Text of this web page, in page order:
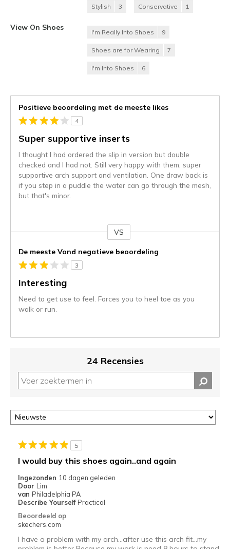
Stylish 3 Conservative 1
View On Shoes
I'm Really Into Shoes 9
Shoes are for Wearing 7
I'm Into Shoes 6
Positieve beoordeling met de meeste likes
4
Super supportive inserts
I thought I had ordered the slip in version but double
checked and I had not. Still very happy with them, super
supportive arch support and ventilation. One draw back is
if you step in a puddle the water can go through the mesh,
but that's minor.
content
wordt
momenteel
gemigreerd
de
niejee
van
controleren
op
page
door
<a
href="javascript:location.href=location.pathname;">hier</a>
de
page
met
de
migratiegeschiedenis
VS
De meeste Vond negatieve beoordeling
3
Interesting
Need to get use to feel. Forces you to heel toe as you
walk or run.
24 Recensies
5
I would buy this shoes again..and again
Ingezonden 10 dagen geleden
Door Lim
van Philadelphia PA
Describe Yourself Practical
Beoordeeld op
skechers.com
I have a problem with my arch...after use this arch fit...my